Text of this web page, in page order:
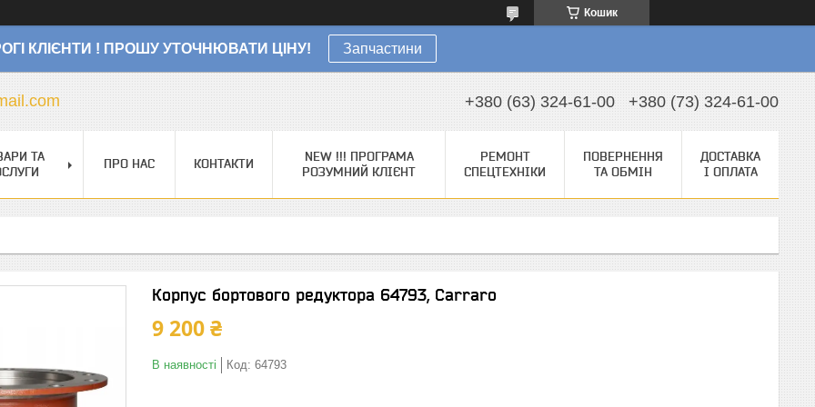
Кошик
КЛІЄНТИ ! ПРОШУ УТОЧНЮВАТИ ЦІНУ! Запчастини
+380 (63) 324-61-00 +380 (73) 324-61-00
ТА
ПРО НАС КОНТАКТИ
NEW !!! ПРОГРАМА
РОЗУМНИЙ КЛІЄНТ
РЕМОНТ
СПЕЦТЕХНІКИ
ПОВЕРНЕННЯ
ТА ОБМІН
ДОСТАВКА
І ОПЛАТА
Корпус бортового редуктора 64793, Carraro
9 200 ₴
В наявності Код: 64793